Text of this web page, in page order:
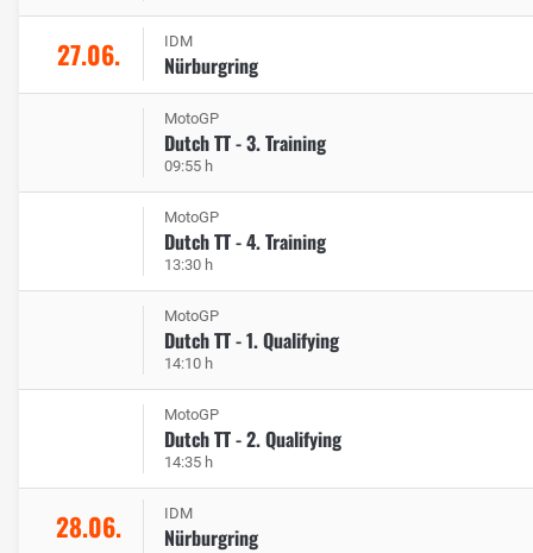
27.06. IDM
Nürburgring
MotoGP
Dutch TT - 3. Training
09:55 h
MotoGP
Dutch TT - 4. Training
13:30 h
MotoGP
Dutch TT - 1. Qualifying
14:10 h
MotoGP
Dutch TT - 2. Qualifying
14:35 h
28.06. IDM
Nürburgring